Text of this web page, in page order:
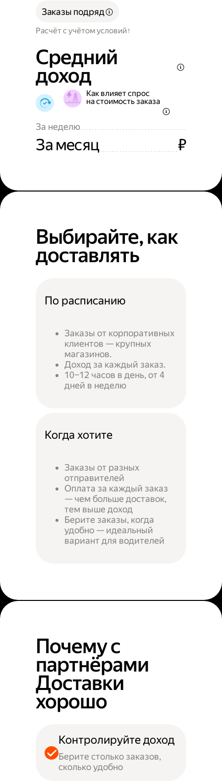
Расчёт с учётом условий
Заказы подряд
Средний
доход
Как влияет спрос
на стоимость заказа
За неделю
За месяц ₽
Выбирайте, как
доставлять
По расписанию
Заказы от корпоративных
клиентов — крупных
магазинов.
Доход за каждый заказ.
10–12 часов в день, от 4
дней в неделю
Когда хотите
Заказы от разных
отправителей
Оплата за каждый заказ
— чем больше доставок,
тем выше доход
Берите заказы, когда
удобно — идеальный
вариант для водителей
Почему с
партнёрами
Доставки
хорошо
Контролируйте доход
Берите столько заказов,
сколько удобно